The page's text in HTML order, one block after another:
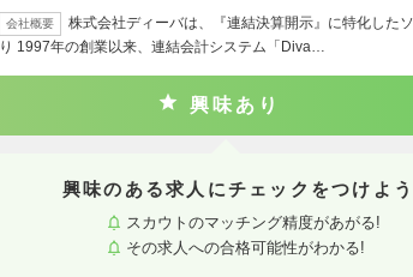
会社概要
株式会社ディーバは、『連結決算開示』に特化した
り 1997年の創業以来、連結会計システム「Diva…
興味あり
興味のある求人にチェックをつけよ
スカウトのマッチング精度があがる!
その求人への合格可能性がわかる!